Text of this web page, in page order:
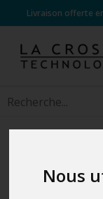
Nous
Livraison offerte